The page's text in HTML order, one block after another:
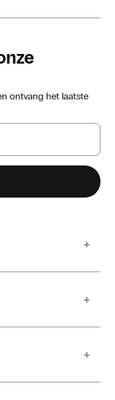
ontvang het laatste